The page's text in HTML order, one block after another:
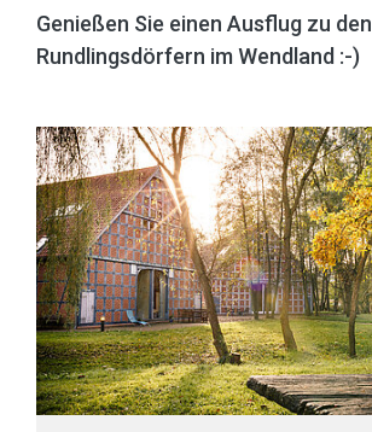
Genießen Sie einen Ausflug zu den
Rundlingsdörfern im Wendland :-)